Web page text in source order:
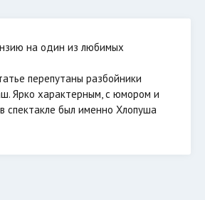
на один из любимых
перепутаны разбойники
Ярко характерным, с юмором и
спектакле был именно Хлопуша